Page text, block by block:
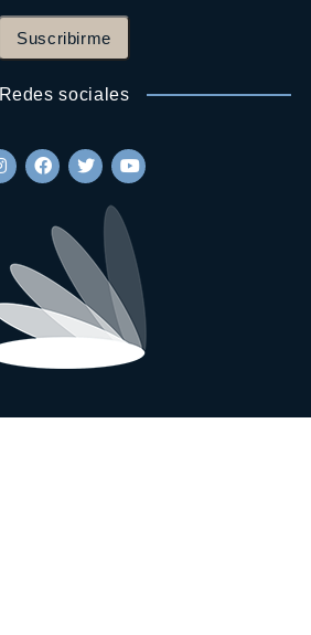
Suscribirme
Redes sociales